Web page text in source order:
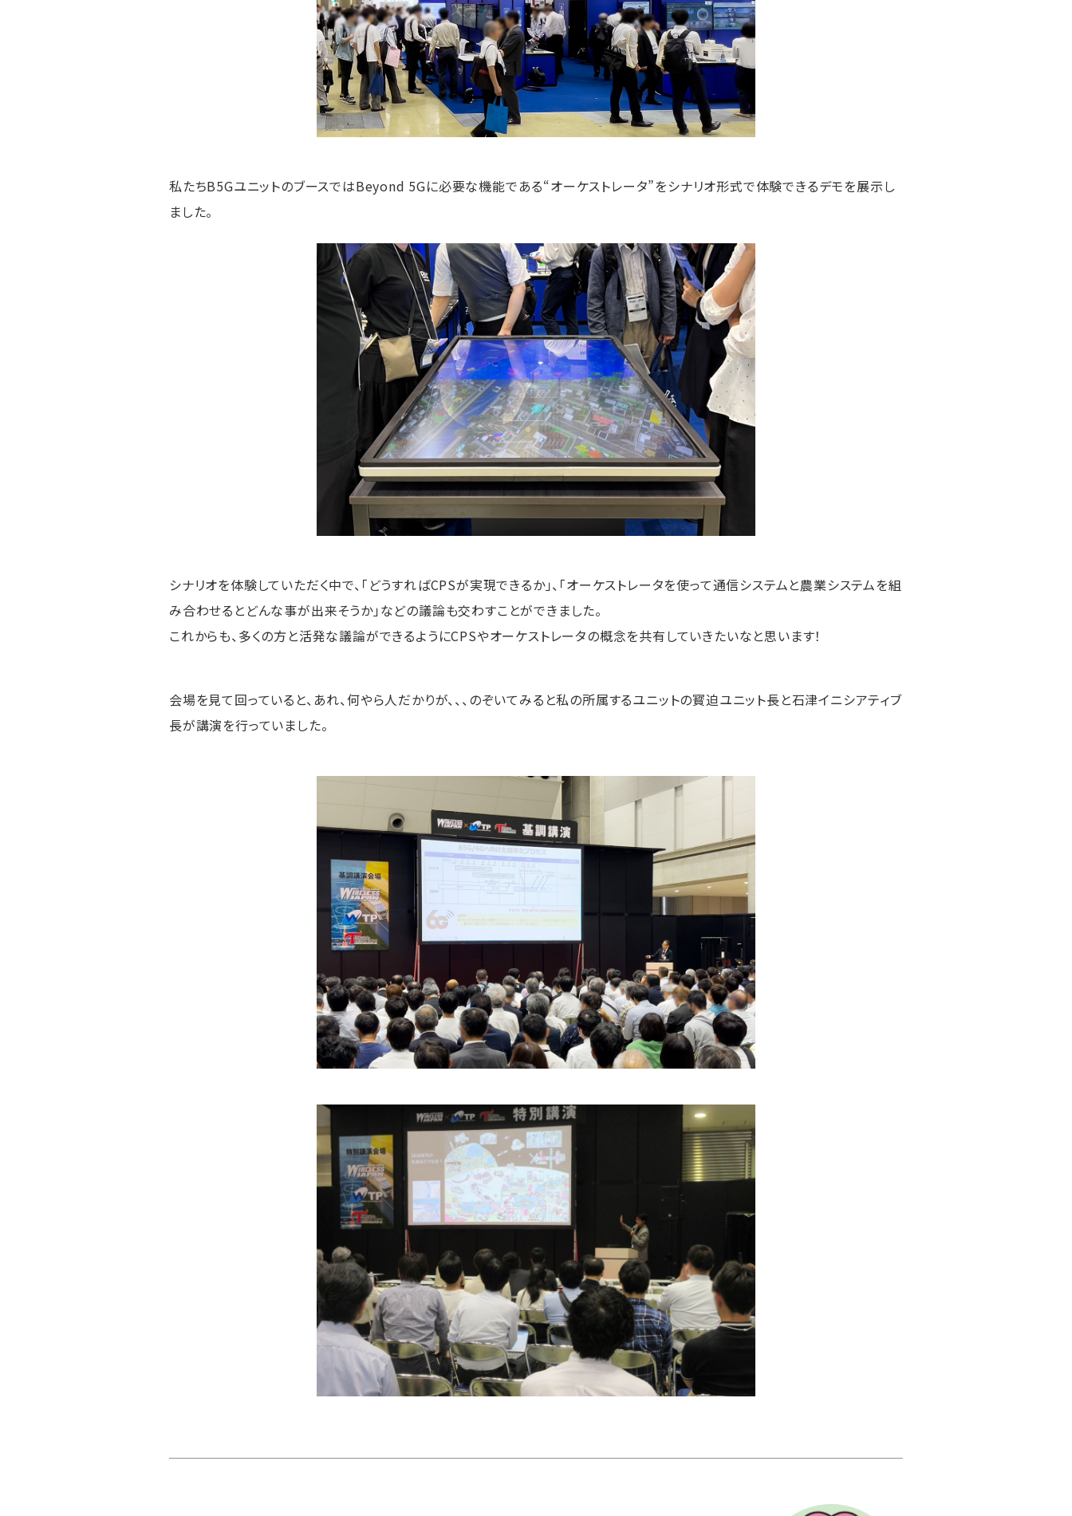
私たちB5GユニットのブースではBeyond 5Gに必要な機能である“オーケストレータ”をシナリオ形式で体験できるデモを展示し
ました。
シナリオを体験していただく中で、「どうすればCPSが実現できるか」、「オーケストレータを使って通信システムと農業システムを組
み合わせるとどんな事が出来そうか」などの議論も交わすことができました。
これからも、多くの方と活発な議論ができるようにCPSやオーケストレータの概念を共有していきたいなと思います！
会場を見て回っていると、あれ、何やら人だかりが、、、のぞいてみると私の所属するユニットの寳迫ユニット長と石津イニシアティブ
長が講演を行っていました。